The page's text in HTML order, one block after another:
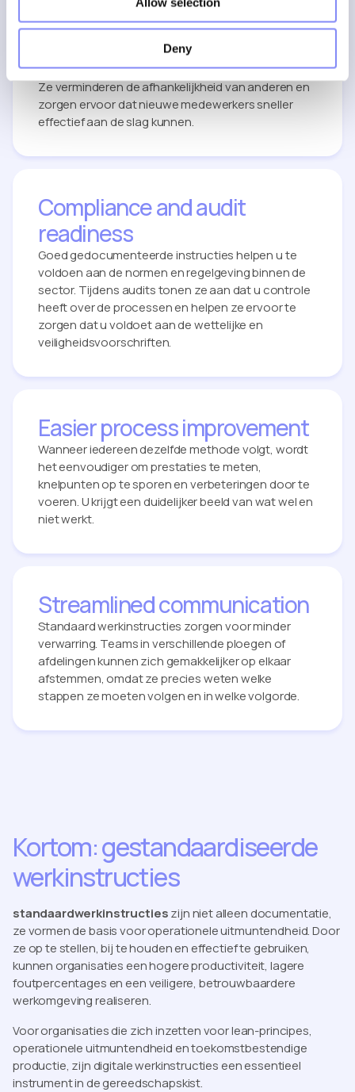
Deny
onboarding
Duidelijke instructies maken het voor nieuwe
medewerkers gemakkelijker om het werk te leren.
Ze verminderen de afhankelijkheid van anderen en
zorgen ervoor dat nieuwe medewerkers sneller
effectief aan de slag kunnen.
Compliance and audit
readiness
Goed gedocumenteerde instructies helpen u te
voldoen aan de normen en regelgeving binnen de
sector. Tijdens audits tonen ze aan dat u controle
heeft over de processen en helpen ze ervoor te
zorgen dat u voldoet aan de wettelijke en
veiligheidsvoorschriften.
Easier process improvement
Wanneer iedereen dezelfde methode volgt, wordt
het eenvoudiger om prestaties te meten,
knelpunten op te sporen en verbeteringen door te
voeren. U krijgt een duidelijker beeld van wat wel en
niet werkt.
Streamlined communication
Standaard werkinstructies zorgen voor minder
verwarring. Teams in verschillende ploegen of
afdelingen kunnen zich gemakkelijker op elkaar
afstemmen, omdat ze precies weten welke
stappen ze moeten volgen en in welke volgorde.
Kortom: gestandaardiseerde
werkinstructies
standaardwerkinstructieszijn niet alleen documentatie,
ze vormen de basis voor operationele uitmuntendheid. Door
ze op te stellen, bij te houden en effectief te gebruiken,
kunnen organisaties een hogere productiviteit, lagere
foutpercentages en een veiligere, betrouwbaardere
werkomgeving realiseren.
Voor organisaties die zich inzetten voor lean-principes,
operationele uitmuntendheid en toekomstbestendige
productie, zijn digitale werkinstructies een essentieel
instrument in de gereedschapskist.